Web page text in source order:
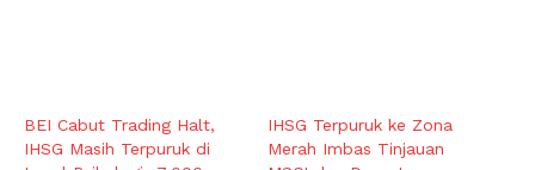
BEI Cabut Trading Halt,
IHSG Masih Terpuruk di
IHSG Terpuruk ke Zona
Merah Imbas Tinjauan